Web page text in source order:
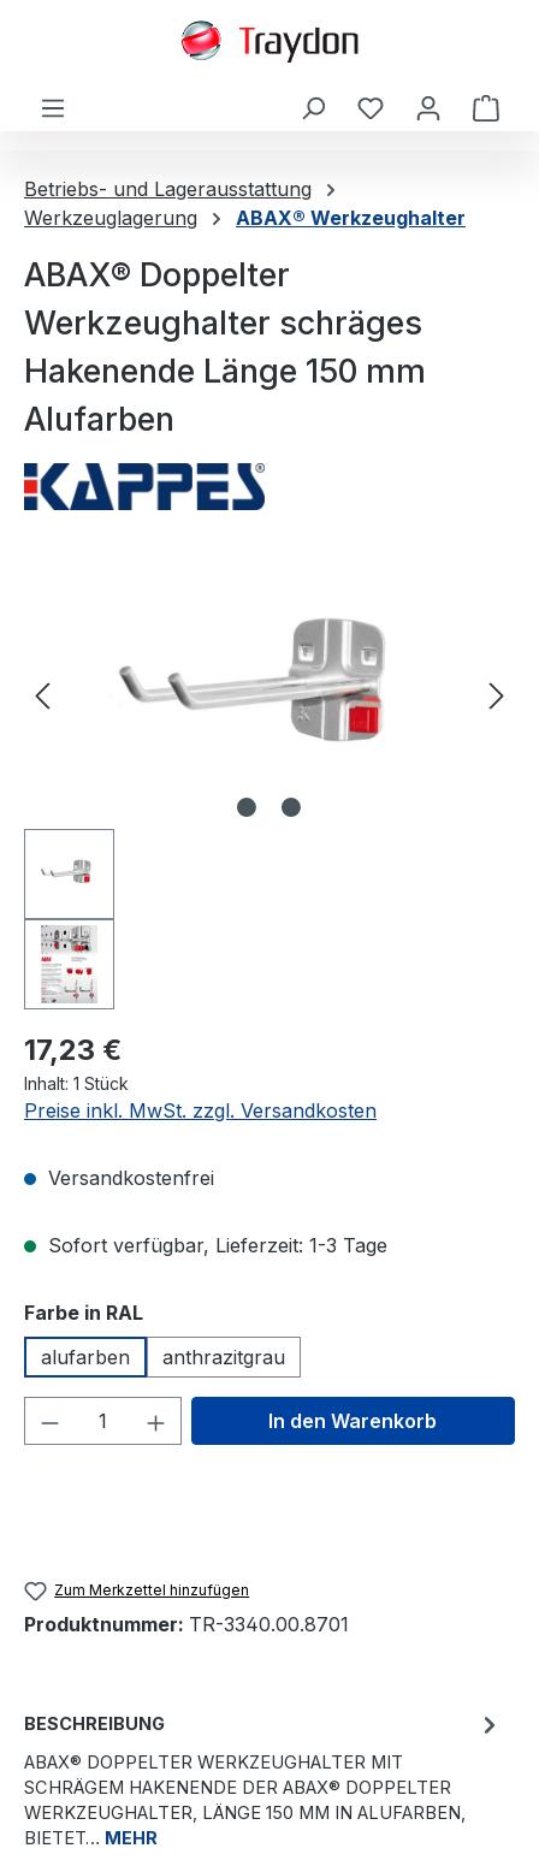
Betriebs- und Lagerausstattung
Werkzeuglagerung
ABAX® Werkzeughalter
ABAX® Doppelter
Werkzeughalter schräges
Hakenende Länge 150 mm
Alufarben
17,23 €
Inhalt: 1 Stück
Preise inkl. MwSt. zzgl. Versandkosten
Versandkostenfrei
Sofort verfügbar, Lieferzeit: 1-3 Tage
Farbe in RALauswählen
alufarben
anthrazitgrau
Produkt Anzahl: Gib denIn den Warenkorb
Zum Merkzettel hinzufügen
Produktnummer: TR-3340.00.8701
BESCHREIBUNG
ABAX® DOPPELTER WERKZEUGHALTER MIT
SCHRÄGEM HAKENENDE DER ABAX® DOPPELTER
WERKZEUGHALTER, LÄNGE 150 MM IN ALUFARBEN,
BIETET… MEHR